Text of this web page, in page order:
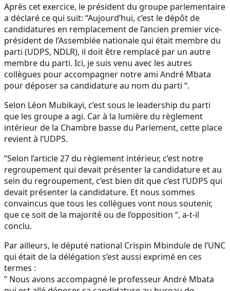
Après cet exercice, le président du groupe parlementaire
a déclaré ce qui suit: “Aujourd’hui, c’est le dépôt de
candidatures en remplacement de l’ancien premier vice-
président de l’Assemblée nationale qui était membre du
parti (UDPS, NDLR), il doit être remplacé par un autre
membre du parti. Ici, je suis venu avec les autres
collègues pour accompagner notre ami André Mbata
pour déposer sa candidature au nom du parti “.
Selon Léon Mubikayi, c’est sous le leadership du parti
que les groupe a agi. Car à la lumière du règlement
intérieur de la Chambre basse du Parlement, cette place
revient à l’UDPS.
“Selon l’article 27 du règlement intérieur, c’est notre
regroupement qui devait présenter la candidature et au
sein du regroupement, c’est bien dit que c’est l’UDPS qui
devait présenter la candidature. Et nous sommes
convaincus que tous les collègues vont nous soutenir,
que ce soit de la majorité ou de l’opposition “, a-t-il
conclu.
Par ailleurs, le député national Crispin Mbindule de l’UNC
qui était de la délégation s’est aussi exprimé en ces
termes :
” Nous avons accompagné le professeur André Mbata